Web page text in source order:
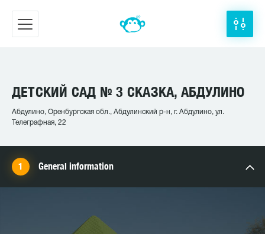
ДЕТСКИЙ САД № 3 СКАЗКА, АБДУЛИНО
Абдулино, Оренбургская обл., Абдулинский р-н, г. Абдулино, ул.
Телеграфная, 22
General information